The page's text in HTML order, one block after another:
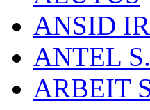
ANSID
ANTEL
ARBEIT